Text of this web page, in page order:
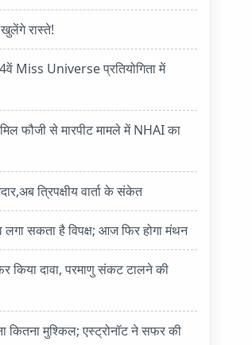
रास्ते!
Miss Universe प्रतियोगिता में
फौजी से मारपीट मामले में NHAI का
त्रिपक्षीय वार्ता के संकेत
लगा सकता है विपक्ष; आज फिर होगा मंथन
किया दावा, परमाणु संकट टालने की
कितना मुश्किल; एस्ट्रोनॉट ने सफर की